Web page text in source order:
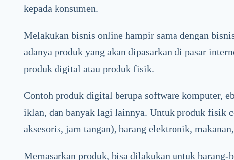
kepada konsumen.
Melakukan bisnis online hampir sama dengan
adanya produk yang akan dipasarkan di pasar
produk digital atau produk fisik.
Contoh produk digital berupa software komputer,
iklan, dan banyak lagi lainnya. Untuk produk fisik
aksesoris, jam tangan), barang elektronik,
Memasarkan produk, bisa dilakukan untuk